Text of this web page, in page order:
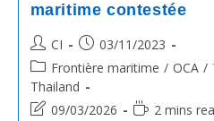
La
Maritime
Le
maritime contestée
Post
author:
CI
Post
published:
03/11/2023
Post
category:
Frontière maritime / OCA /
Thailand
Post09/03/2026
Reading
2 mins